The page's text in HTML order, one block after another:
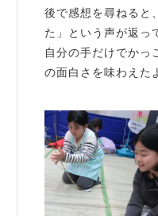
後で感想を尋ねると
た」という声が返っ
自分の手だけでかっ
の面白さを味わえた